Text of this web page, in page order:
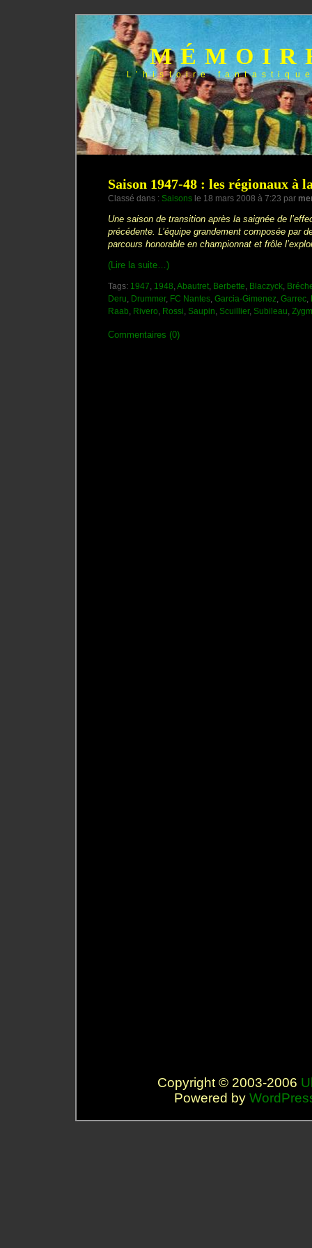
L’histoire
Saison 1947-48 : les régionaux à
Classé dans : Saisons le 18 mars 2008 à 7:23 par
Une saison de transition après la saignée de
précédente. L’équipe grandement composée par
parcours honorable en championnat et frôle
(Lire la suite…)
Tags: 1947, 1948,Abautret, Berbette, Blaczyck,
Deru, Drummer, FC Nantes, Garcia-Gimenez, Garrec,
Raab, Rivero, Rossi, Saupin, Scuillier, Subileau,
Commentaires (0)
Copyright © 2003-2006
Powered by